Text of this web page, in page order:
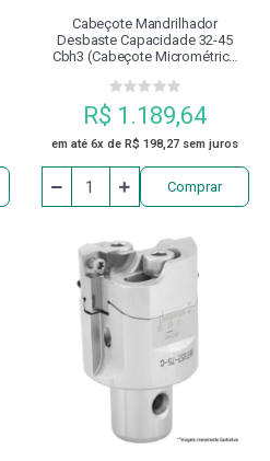
Cabeçote Mandrilhador
Desbaste Capacidade 32-45
Cbh3 (cabeçote Micrométrico
R$ 1.189,64
em até 6x de R$ 198,27 sem juros
Comprar